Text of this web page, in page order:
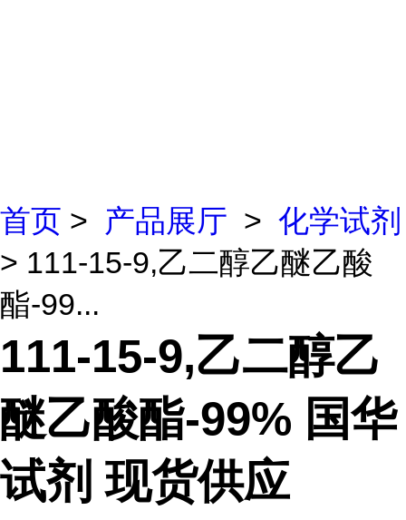
首页 > 产品展厅 > 化学试剂
> 111-15-9,乙二醇乙醚乙酸
酯-99...
111-15-9,乙二醇乙
醚乙酸酯-99% 国华
试剂 现货供应